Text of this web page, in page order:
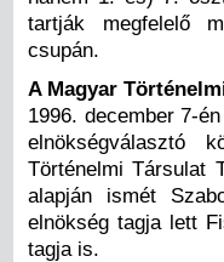
tartják megfelelő
csupán.
A Magyar
1996. december 7-
elnökségválasztó
Történelmi Társulat
alapján ismét
elnökség tagja lett
tagja is.